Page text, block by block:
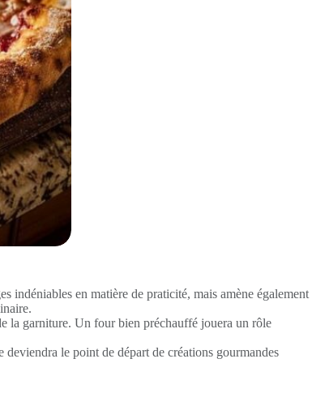
indéniables en matière de praticité, mais amène également
la garniture. Un four bien préchauffé jouera un rôle
deviendra le point de départ de créations gourmandes